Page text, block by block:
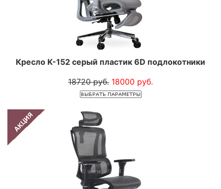
Кресло K-152 серый пластик 6D подлокотники
18720 руб. 18000 руб.
АКЦИЯ